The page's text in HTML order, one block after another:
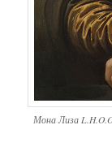
Мона Лиза